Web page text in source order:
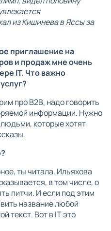
из Кишинева в Яссы за
приглашение на
и продаж мне очень
IT. Что важно
про B2B, надо говорить
информации. Нужно
которые хотят
ты читала, Ильяхова
в том числе, о
питчи. И если под этим
название любой
текст. Вот в IT это